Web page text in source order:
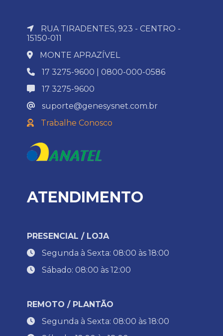
RUA TIRADENTES, 923 - CENTRO -
15150-011
MONTE APRAZÍVEL
17 3275-9600 | 0800-000-0586
17 3275-9600
suporte@genesysnet.com.br
Trabalhe Conosco
ATENDIMENTO
PRESENCIAL / LOJA
Segunda à Sexta: 08:00 às 18:00
Sábado: 08:00 às 12:00
REMOTO / PLANTÃO
Segunda à Sexta: 08:00 às 18:00